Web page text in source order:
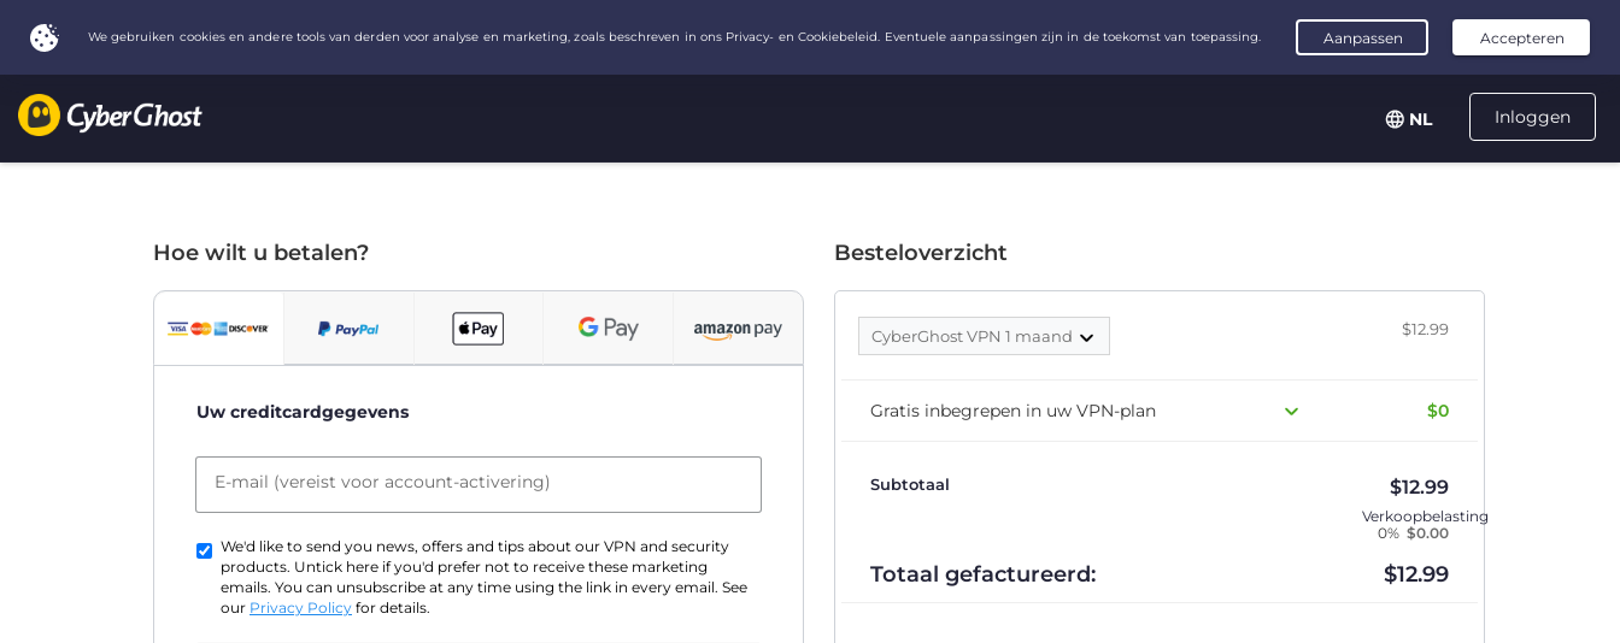
Inloggen
NL
Hoe wilt u betalen?
Uw creditcardgegevens
E-mail (vereist voor account-activering)
We'd like to send you news, offers and tips about our VPN and security
products. Untick here if you'd prefer not to receive these marketing
emails. You can unsubscribe at any time using the link in every email. See
our Privacy Policy for details.
Besteloverzicht
CyberGhost VPN 1 maand $12.99
Gratis inbegrepen in uw VPN-plan $0
Subtotaal $12.99
Verkoopbelasting
0% $0.00
Totaal gefactureerd: $12.99